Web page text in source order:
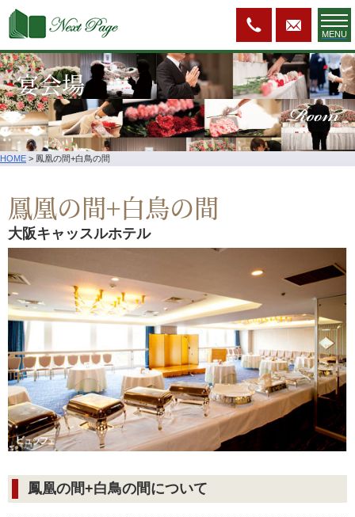
MENU
宴会場 Room
HOME > 鳳凰の間+白鳥の間
鳳凰の間+白鳥の間
大阪キャッスルホテル
鳳凰の間+白鳥の間について